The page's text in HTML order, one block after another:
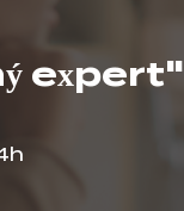
expert"